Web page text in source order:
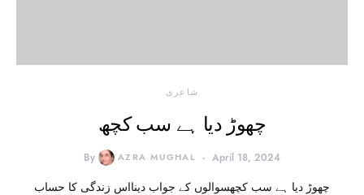
شاعری
چھوڑ دیا ہے سب کچھ
By AZRA MUGHAL April 18, 2024
چھوڑ دیا ہے سب کچھسوالوں کے جواب دینااس زندگی کا حساب